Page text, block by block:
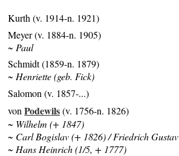
Kurth (v. 1914-n. 1921)
Meyer (v. 1884-n. 1905)
~ Paul
Schmidt (1859-n. 1879)
~ Henriette (geb. Fick)
Salomon (v. 1857-...)
vonPodewils(v. 1756-n. 1826)
~ Wilhelm (+ 1847)
~ Carl Bogislav (+ 1826) / Friedrich Gustav
~ Hans Heinrich (1/5,+ 1777)